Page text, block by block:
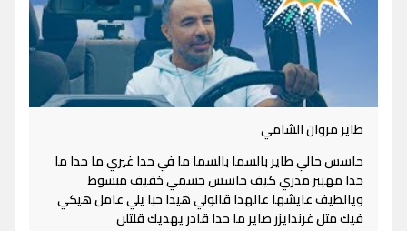
طاير مروان الشامي
حاسس حالي طاير بالسما بالسما ما في حدا غيري ما حدا ما
حدا مهيبر مدري كيف حاسس جسمي خفيف مبسوط
ويالطيف عايشها عالهدا قالولي هيدا حبا يلي عامل هيكي
فيك متل غرندايزر صاير ما حدا قادر يهديك قلتلن